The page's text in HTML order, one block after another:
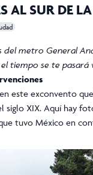
AL SUR DE
del metro General
tiempo se te pasará
este exconvento
XIX. Aquí hay
tuvo México en